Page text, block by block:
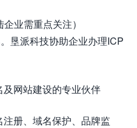
业需重点关注）
垦派科技协助企业办理ICP
网站建设的专业伙伴
册、域名保护、品牌监